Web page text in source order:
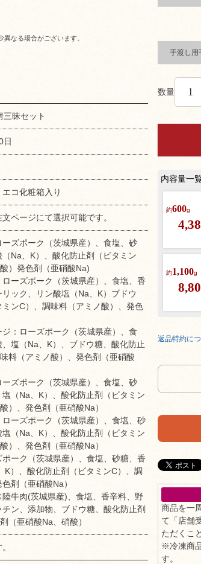
なる場合がございます。
三昧セット
日
コ化粧箱入り
ページにて選択可能です。
ズポーク（茨城県産）、食塩、砂
Na、K）、酸化防止剤（ビタミン
）発色剤（亜硝酸Na)
ーズポーク（茨城県産）、食塩、香
ック、リン酸塩（Na、K）ブドウ
ンC）、調味料（アミノ酸）、発色
：ローズポーク（茨城県産）、食
塩（Na、K）、ブドウ糖、酸化防止
料（アミノ酸）、発色剤（亜硝酸
ズポーク（茨城県産）、食塩、砂
（Na、K）、酸化防止剤（ビタミン
）、発色剤（亜硝酸Na）
ーズポーク（茨城県産）、食塩、砂
（Na、K）、酸化防止剤（ビタミン
）、発色剤（亜硝酸Na）
ーク（茨城県産）、食塩、砂糖、香
K）、酸化防止剤（ビタミンC）、調
剤（亜硝酸Na）
牛肉(茨城県産)、食塩、香辛料、野
ン、添加物、ブドウ糖、酸化防止剤
（亜硝酸Na、硝酸）
手渡し用
数量
約600g
約1,100g
返品特約に
商品を一
て「店舗
ただくこ
※冷凍商
す。